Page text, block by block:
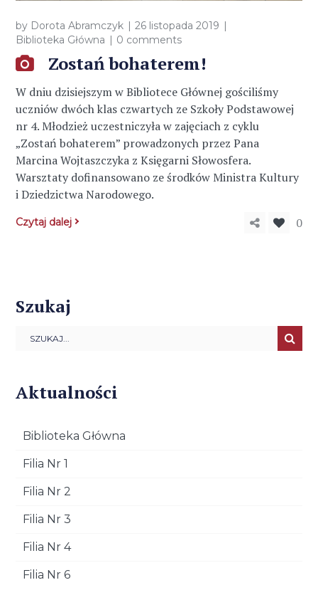
by Dorota Abramczyk
26 listopada 2019
Biblioteka Główna
0 comments
Zostań bohaterem!
W dniu dzisiejszym w Bibliotece Głównej gościliśmy
uczniów dwóch klas czwartych ze Szkoły Podstawowej
nr 4. Młodzież uczestniczyła w zajęciach z cyklu
„Zostań bohaterem” prowadzonych przez Pana
Marcina Wojtaszczyka z Księgarni Słowosfera.
Warsztaty dofinansowano ze środków Ministra Kultury
i Dziedzictwa Narodowego.
Czytaj dalej 0
Szukaj
Aktualności
Biblioteka Główna
Filia Nr 1
Filia Nr 2
Filia Nr 3
Filia Nr 4
Filia Nr 6